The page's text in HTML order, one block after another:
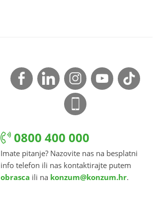
0800 400 000
Imate pitanje? Nazovite nas na besplatni
info telefon ili nas kontaktirajte putem
obrasca ili na konzum@konzum.hr.